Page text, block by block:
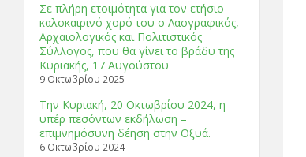
Σε πλήρη ετοιμότητα για τον ετήσιο
καλοκαιρινό χορό του ο Λαογραφικός,
Αρχαιολογικός και Πολιτιστικός
Σύλλογος, που θα γίνει το βράδυ της
Κυριακής, 17 Αυγούστου
9 Οκτωβρίου 2025
Tην Κυριακή, 20 Οκτωβρίου 2024, η
υπέρ πεσόντων εκδήλωση –
επιμνημόσυνη δέηση στην Οξυά.
6 Οκτωβρίου 2024